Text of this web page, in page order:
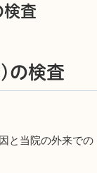
査
の検査
と当院の外来での